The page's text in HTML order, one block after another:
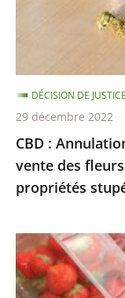
fleurs
et
feuilles
de
cannabis
sans
stupéfiantes
CBD :
vente des
propriétés
DÉCISION DE JUSTICE
29 décembre 2022
Le
Conseil
d’État